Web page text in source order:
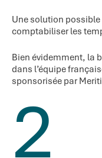
Une solution
comptabiliser les
Bien évidemment, la
dans l’équipe
sponsorisée par
2